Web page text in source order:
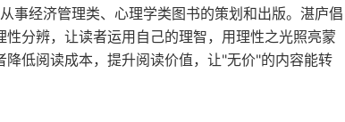
事经济管理类、心理学类图书的策划和出版。湛庐倡
性分辨，让读者运用自己的理智，用理性之光照亮蒙
降低阅读成本，提升阅读价值，让"无价"的内容能转